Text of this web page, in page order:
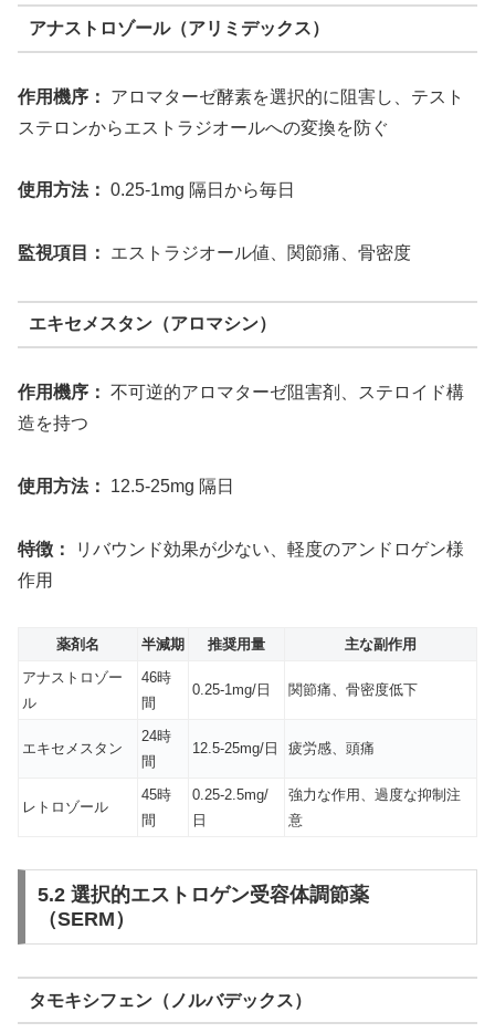
アナストロゾール（アリミデックス）
作用機序：
アロマターゼ酵素を選択的に阻害し、テスト
ステロンからエストラジオールへの変換を防ぐ
使用方法： 0.25-1mg 隔日から毎日
監視項目： エストラジオール値、関節痛、骨密度
エキセメスタン（アロマシン）
作用機序： 不可逆的アロマターゼ阻害剤、ステロイド構
造を持つ
使用方法： 12.5-25mg 隔日
特徴：
リバウンド効果が少ない、軽度のアンドロゲン様
作用
薬剤名 半減期 推奨用量
主な副作用
アナストロゾー
ル
46時
間
0.25-1mg/日 関節痛、骨密度低下
エキセメスタン
24時
間
12.5-25mg/日 疲労感、頭痛
レトロゾール
45時
間
0.25-2.5mg/
日
強力な作用、過度な抑制注
意
5.2 選択的エストロゲン受容体調節薬
（SERM）
タモキシフェン（ノルバデックス）